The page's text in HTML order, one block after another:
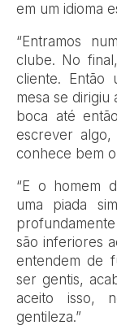
em um idioma
“Entramos
clube. No
cliente.
mesa se dirigiu
boca até
escrever algo,
conhece bem
“E o homem
uma piada
são inferiores
entendem de
ser gentis,
aceito isso,
gentileza.”